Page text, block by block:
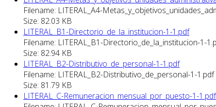
Filename: LITERAL_A4-
Size: 82.03 KB
LITERAL_B1-Directorio_de_la_institucion-1-1.pdf
Filename: LITERAL_B1-Directorio_de_la_institucion-1-
Size: 82.94 KB
LITERAL_B2-Distributivo_de_personal-1-1.pdf
Filename: LITERAL_B2-Distributivo_de_personal-1-1.pdf
Size: 81.79 KB
LITERAL_C-Remuneracion_mensual_por_puesto-1-1.pdf